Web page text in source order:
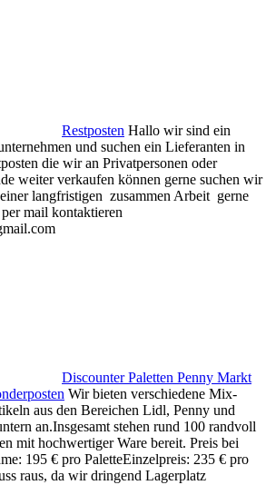
Restposten Hallo wir sind ein
und suchen ein Lieferanten in
die wir an Privatpersonen oder
weiter verkaufen können gerne suchen wir
langfristigen zusammen Arbeit gerne
mail kontaktieren
Discounter Paletten Penny Markt
Wir bieten verschiedene Mix-
aus den Bereichen Lidl, Penny und
an.Insgesamt stehen rund 100 randvoll
mit hochwertiger Ware bereit. Preis bei
195 € pro PaletteEinzelpreis: 235 € pro
raus, da wir dringend Lagerplatz